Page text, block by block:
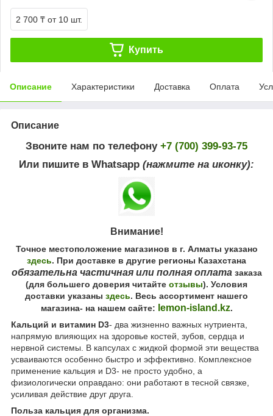
2 700 ₸ от 10 шт.
Купить
Описание Характеристики Доставка Оплата
Описание
Звоните нам по телефону +7 (700) 399-93-75
Или пишите в Whatsapp (нажмите на иконку):
Внимание!
Точное местоположение магазинов в г. Алматы указано
здесь. При доставке в другие регионы Казахстана
обязательна частичная или полная оплатазаказа
(для большего доверия читайте отзывы). Условия
доставки указаны здесь. Весь ассортимент нашего
магазина- на нашем сайте: lemon-island.kz.
Кальций и витамин D3- два жизненно важных нутриента,
напрямую влияющих на здоровье костей, зубов, сердца и
нервной системы. В капсулах с жидкой формой эти вещества
усваиваются особенно быстро и эффективно. Комплексное
применение кальция и D3- не просто удобно, а
физиологически оправдано: они работают в тесной связке,
усиливая действие друг друга.
Польза кальция для организма.